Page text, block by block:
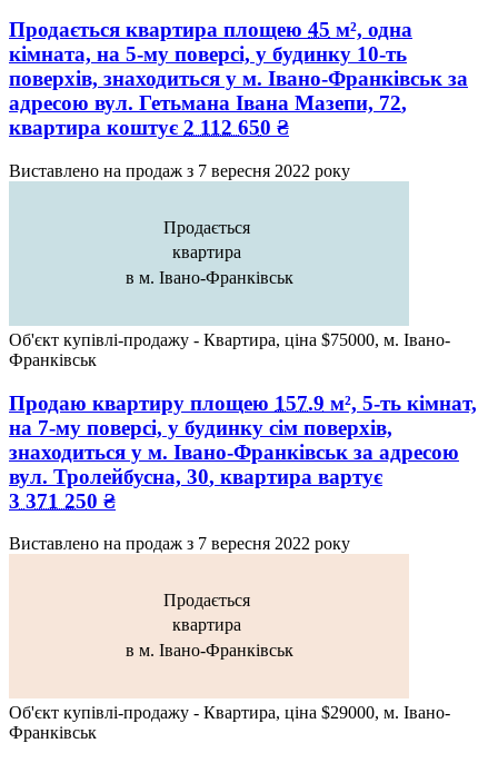
Продається квартира площею 45 м², одна
кімната, на 5-му поверсі, у будинку 10-ть
поверхів, знаходиться у м. Івано-Франківськ за
адресою вул. Гетьмана Івана Мазепи, 72,
квартира коштує 2 112 650 ₴
Виставлено на продаж з 7 вересня 2022 року
Продається
квартира
в м. Івано-Франківськ
Об'єкт купівлі-продажу - Квартира, ціна $75000, м. Івано-
Франківськ
Продаю квартиру площею 157.9 м², 5-ть кімнат,
на 7-му поверсі, у будинку сім поверхів,
знаходиться у м. Івано-Франківськ за адресою
вул. Тролейбусна, 30, квартира вартує
3 371 250 ₴
Виставлено на продаж з 7 вересня 2022 року
Продається
квартира
в м. Івано-Франківськ
Об'єкт купівлі-продажу - Квартира, ціна $29000, м. Івано-
Франківськ